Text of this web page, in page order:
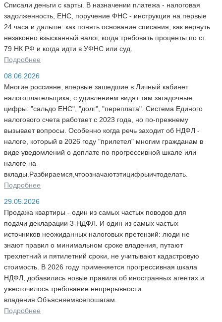
Списали деньги с карты. В назначении платежа - налоговая
задолженность, ЕНС, поручение ФНС - инструкция на первые
24 часа и дальше: как понять основание списания, как вернуть
незаконно взысканный налог, когда требовать проценты по ст.
79 НК РФ и когда идти в УФНС или суд.
Подробнее
08.06.2026
Многие россияне, впервые зашедшие в Личный кабинет
налогоплательщика, с удивлением видят там загадочные
цифры: "сальдо ЕНС", "долг", "переплата". Система Единого
налогового счета работает с 2023 года, но по-прежнему
вызывает вопросы. Особенно когда речь заходит об НДФЛ -
налоге, который в 2026 году "прилетел" многим гражданам в
виде уведомлений о доплате по прогрессивной шкале или
налоге на
вклады.Разбираемся,чтоозначаютэтицифрыичтоделать.
Подробнее
29.05.2026
Продажа квартиры - один из самых частых поводов для
подачи декларации 3-НДФЛ. И один из самых частых
источников неожиданных налоговых претензий: люди не
знают правил о минимальном сроке владения, путают
трехлетний и пятилетний сроки, не учитывают кадастровую
стоимость. В 2026 году применяется прогрессивная шкала
НДФЛ, добавились новые правила об иностранных агентах и
ужесточилось требование непрерывности
владения.Объясняемвсепошагам.
Подробнее